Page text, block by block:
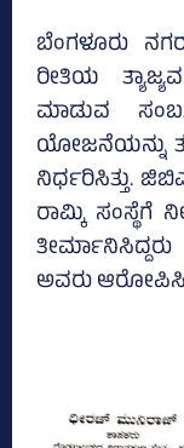
ಬೆಂಗಳೂರು
ರೀತಿಯ
ಮಾಡುವ
ಯೋಜನೆಯನ್ನು
ನಿರ್ಧರಿಸಿತ್ತು.
ರಾಮ್ಕಿ
ಅವರು